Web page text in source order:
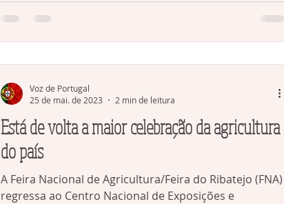
Está de volta a maior celebração da agricultura
do país
A Feira Nacional de Agricultura/Feira do Ribatejo (FNA)
regressa ao Centro Nacional de Exposições e
Voz de Portugal
25 de mai. de 2023
2 min de leitura